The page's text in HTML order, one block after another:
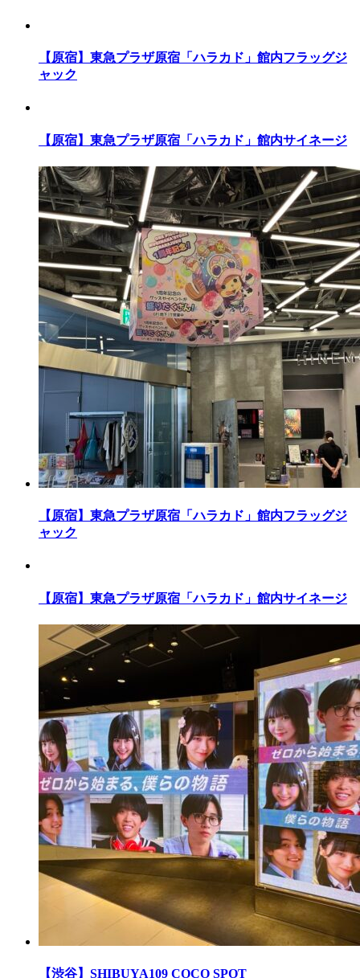
【原宿】東急プラザ原宿「ハラカド」館内フラッグジ
ャック
【原宿】東急プラザ原宿「ハラカド」館内サイネージ
【原宿】東急プラザ原宿「ハラカド」館内フラッグジ
ャック
【原宿】東急プラザ原宿「ハラカド」館内サイネージ
【渋谷】SHIBUYA109 COCO SPOT